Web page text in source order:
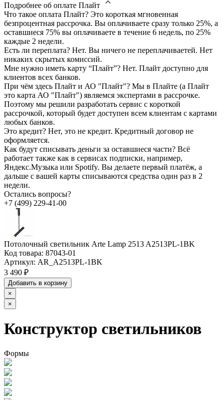
Подробнее об оплате Плайт
Что такое оплата Плайт? Это короткая мгновенная
безпроцентная рассрочка. Вы оплачиваете сразу только 25%, а
оставшиеся 75% вы оплачиваете в течение 6 недель, по 25%
каждые 2 недели.
Есть ли переплата? Нет. Вы ничего не переплачиваетей. Нет
никаких скрытых комиссий.
Мне нужно иметь карту “Плайт”? Нет. Плайт доступно для
клиентов всех банков.
При чём здесь Плайт и АО "Плайт"? Мы в Плайте (а Плайт
это карта АО "Плайт") являемся экспертами в рассрочке.
Поэтому мы решили разработать сервис с короткой
рассрочкой, который будет доступен всем клиентам с картами
любых банков.
Это кредит? Нет, это не кредит. Кредитный договор не
оформляется.
Как будут списывать деньги за оставшиеся части? Всё
работает также как в сервисах подписки, например,
Яндекс.Музыка или Spotify. Вы делаете первый платёж, а
дальше с вашей карты списываются средства один раз в 2
недели.
Остались вопросы?
+7 (499) 229-41-00
Потолочный светильник Arte Lamp 2513 A2513PL-1BK
Код товара: 87043-01
Артикул: AR_A2513PL-1BK
3 490 ₽
Добавить в корзину
×
×
Конструктор светильников
Формы